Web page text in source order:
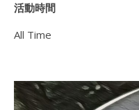
活動時間
All Time